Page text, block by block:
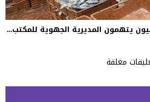
يتهمون المديرية الجهوية للمكتب...
مغلقة